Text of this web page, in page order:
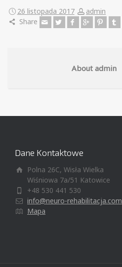
26 listopada 2017
admin
Share
About admin
Dane Kontaktowe
Polna 26C, Wisła Wielka
Wiśniowa 7a/51 Katowice
+48 530 441 530
info@neuro-rehabilitacja.com
Mapa